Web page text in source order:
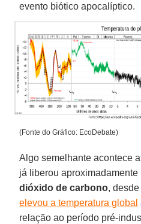
evento biótico apocalíptico.
(Fonte do Gráfico: EcoDebate)
Algo semelhante acontece
já liberou
dióxido de carbono,
elevou a temperatura global
relação ao período pré-